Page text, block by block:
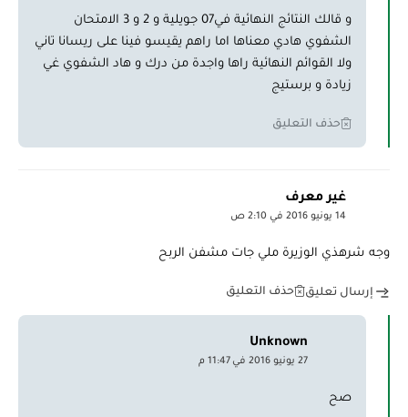
و قالك النتائج النهائية في07 جويلية و 2 و 3 الامتحان
الشفوي هادي معناها اما راهم يقيسو فينا على ريسانا تاني
ولا القوائم النهائية راها واجدة من درك و هاد الشفوي غي
زيادة و برستيج
حذف التعليق
غير معرف
14 يونيو 2016 في 2:10 ص
وجه شرهذي الوزيرة ملي جات مشفن الربح
إرسال تعليق حذف التعليق
Unknown
27 يونيو 2016 في 11:47 م
صح